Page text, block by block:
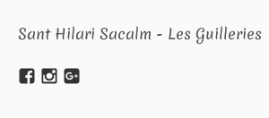
Sant Hilari Sacalm - Les Guilleries